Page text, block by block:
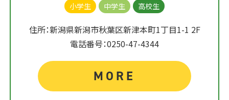
小学生 中学生 高校生
住所：新潟県新潟市秋葉区新津本町1丁目1-1 2F
電話番号：0250-47-4344
MORE